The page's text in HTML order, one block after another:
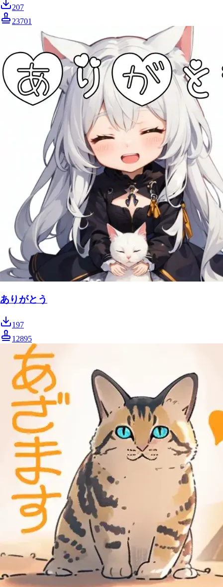
207
23701
ありがとう
197
12895